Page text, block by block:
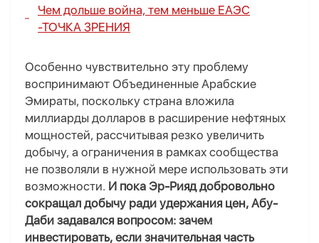
Чем дольше война, тем меньше ЕАЭС
-ТОЧКА ЗРЕНИЯ
Особенно чувствительно эту проблему
воспринимают Объединенные Арабские
Эмираты, поскольку страна вложила
миллиарды долларов в расширение нефтяных
мощностей, рассчитывая резко увеличить
добычу, а ограничения в рамках сообщества
не позволяли в нужной мере использовать эти
возможности. И пока Эр-Рияд добровольно
сокращал добычу ради удержания цен, Абу-
Даби задавался вопросом: зачем
инвестировать, если значительная часть